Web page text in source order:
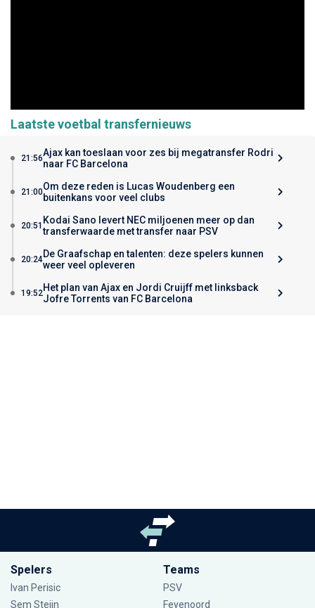
Laatste voetbal transfernieuws
21:56Ajax kan toeslaan voor zes bij megatransfer Rodri
naar FC Barcelona
21:00Om deze reden is Lucas Woudenberg een
buitenkans voor veel clubs
20:51 Kodai Sano levert NEC miljoenen meer op dan
transferwaarde met transfer naar PSV
20:24De Graafschap en talenten: deze spelers kunnen
weer veel opleveren
19:52Het plan van Ajax en Jordi Cruijff met linksback
Jofre Torrents van FC Barcelona
Spelers
Ivan Perisic
Sem Steijn
Teams
PSV
Feyenoord